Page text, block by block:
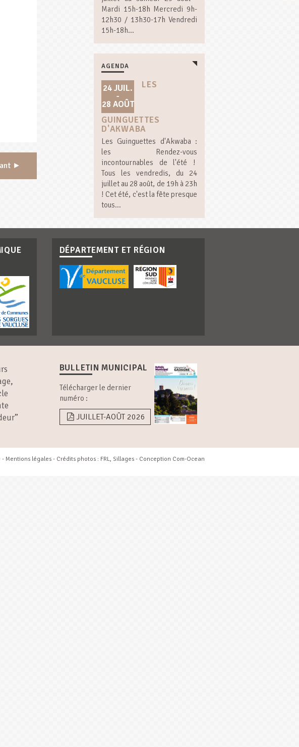
►
Mardi 15h-18h Mercredi 9h-
12h30 / 13h30-17h Vendredi
15h-18h...
AGENDA
24 JUIL.
-
28 AOÛT
LES
GUINGUETTES
D'AKWABA
Les Guinguettes d'Akwaba :
les Rendez-vous
incontournables de l'été !
Tous les vendredis, du 24
juillet au 28 août, de 19h à 23h
! Cet été, c'est la fête presque
tous...
DÉPARTEMENT ET RÉGION
BULLETIN MUNICIPAL
Télécharger le dernier
numéro :
JUILLET-AOÛT 2026
- Mentions légales - Crédits photos : FRL, Sillages - Conception Com-Ocean